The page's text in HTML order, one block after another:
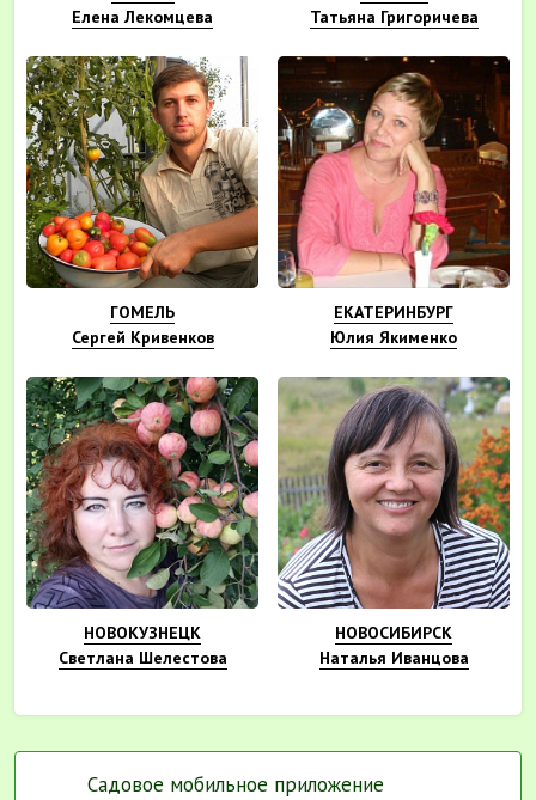
Елена Лекомцева
Татьяна Григоричева
ГОМЕЛЬ
Сергей Кривенков
ЕКАТЕРИНБУРГ
Юлия Якименко
НОВОКУЗНЕЦК
Светлана Шелестова
НОВОСИБИРСК
Наталья Иванцова
Садовое мобильное приложение